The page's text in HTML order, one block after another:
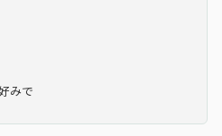
みで